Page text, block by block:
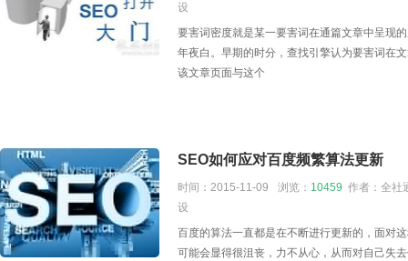
设
要害词密度就是某一要害词在通篇文章中呈现
年夜白。早期的时分，查找引擎认为要害词在
该文章页面与这个
SEO如何应对百度频繁算法更新
时间：2015-11-09 浏览： 10459 作者：全社
设
百度的算法一直都是在不断进行更新的，面对
可能会显得很沮丧，力不从心，从而对自己失